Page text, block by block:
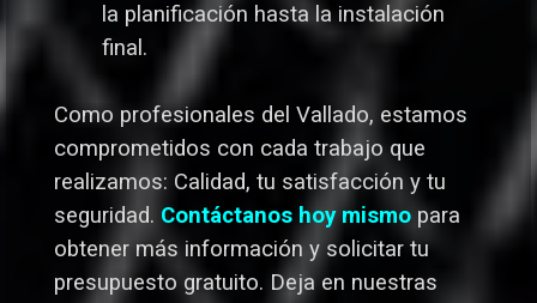
la planificación hasta la instalación
final.
Como profesionales del Vallado, estamos
comprometidos con cada trabajo que
realizamos: Calidad, tu satisfacción y tu
seguridad. Contáctanos hoy mismo para
obtener más información y solicitar tu
presupuesto gratuito. Deja en nuestras